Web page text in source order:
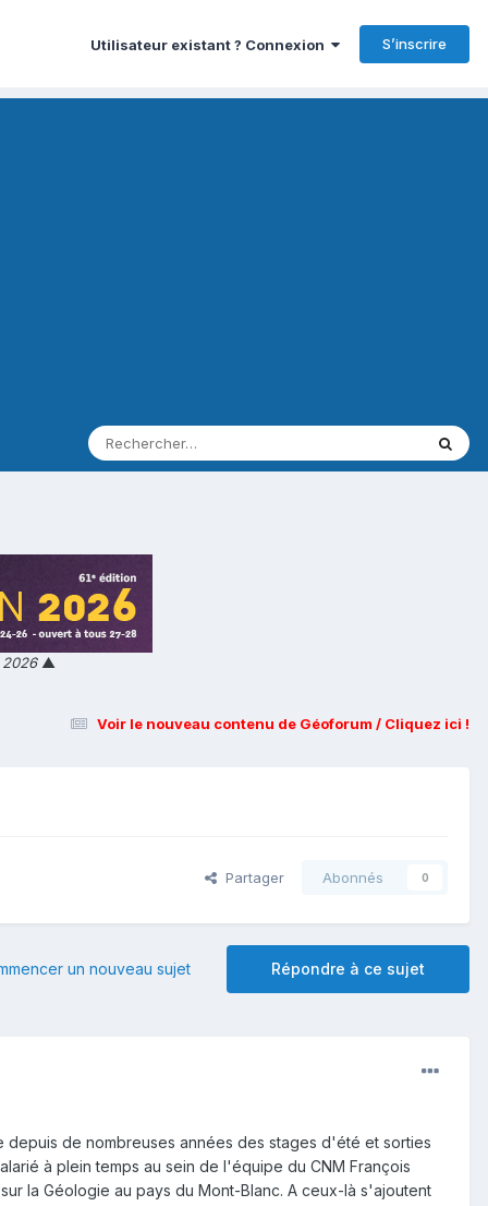
Utilisateur existant ? Connexion S’inscrire
▲
Voir le nouveau contenu de Géoforum / Cliquez ici !
Partager Abonnés 0
Répondre à ce sujet
un nouveau sujet
depuis de nombreuses années des stages d'été et sorties
à plein temps au sein de l'équipe du CNM François
la Géologie au pays du Mont-Blanc. A ceux-là s'ajoutent